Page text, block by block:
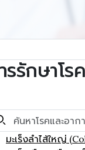
รรักษาโร
มะเร็งลำไส้ใหญ่